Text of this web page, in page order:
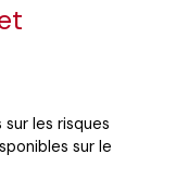
sur les risques
sur le